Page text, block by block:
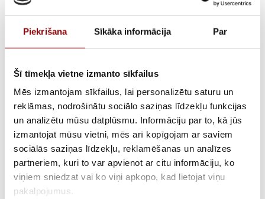
Piekrišana Sīkāka informācija Par
Šī tīmekļa vietne izmanto sīkfailus
Mēs izmantojam sīkfailus, lai personalizētu saturu un
reklāmas, nodrošinātu sociālo saziņas līdzekļu funkcijas
un analizētu mūsu datplūsmu. Informāciju par to, kā jūs
izmantojat mūsu vietni, mēs arī kopīgojam ar saviem
sociālās saziņas līdzekļu, reklamēšanas un analīzes
partneriem, kuri to var apvienot ar citu informāciju, ko
viņiem sniedzat vai ko viņi apkopo, kad lietojat viņu
pakalpojumus.
DIRIS A30 96*96 DOOR
MOUNTING
€304,74
ar PVN
ATLIKUMS Pieejams pēc pasūtījuma